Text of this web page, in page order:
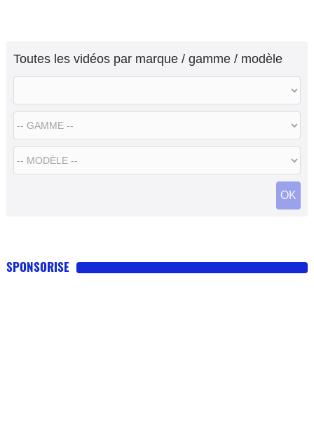
Toutes les vidéos par marque / gamme / modèle
OK
SPONSORISE